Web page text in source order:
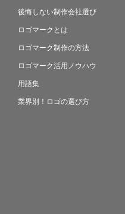
後悔しない制作会社選び
ロゴマークとは
ロゴマーク制作の方法
ロゴマーク活用ノウハウ
用語集
業界別！ロゴの選び方